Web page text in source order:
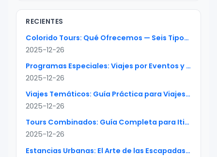
RECIENTES
Colorido Tours: Qué Ofrecemos — Seis Tipos de Paquetes
2025-12-26
Programas Especiales: Viajes por Eventos y Temporadas Bien Planificados
2025-12-26
Viajes Temáticos: Guía Práctica para Viajes de Interés Especial
2025-12-26
Tours Combinados: Guía Completa para Itinerarios Multi-País Sin Fricción
2025-12-26
Estancias Urbanas: El Arte de las Escapadas Perfectas de 2-5 Días